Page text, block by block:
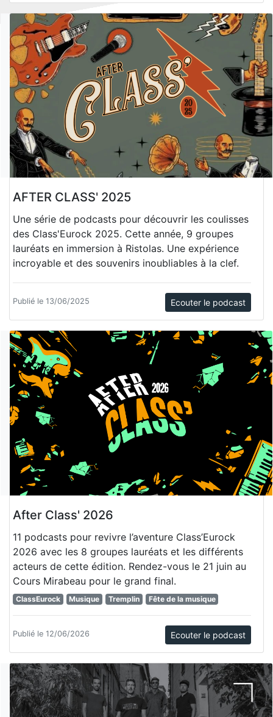
AFTER CLASS' 2025
Une série de podcasts pour découvrir les coulisses
des Class'Eurock 2025. Cette année, 9 groupes
lauréats en immersion à Ristolas. Une expérience
incroyable et des souvenirs inoubliables à la clef.
Publié le 13/06/2025 Ecouter le podcast
After Class' 2026
11 podcasts pour revivre l’aventure Class’Eurock
2026 avec les 8 groupes lauréats et les différents
acteurs de cette édition. Rendez-vous le 21 juin au
Cours Mirabeau pour le grand final.
ClassEurock Musique Tremplin Fête de la musique
Publié le 12/06/2026 Ecouter le podcast